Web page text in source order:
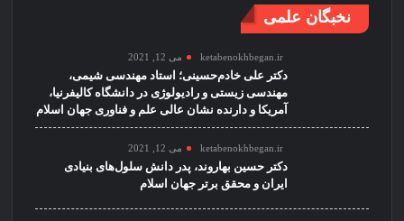
نخبگان علمی
ketabenokhbegan.ir می 12, 2021
دکتر علی خادم‌حسینی؛ استاد مهندسی شیمی،
مهندسی زیستی و رادیولوژی در دانشگاه کالیفرنیا،
آمریکا و دارنده نشان عالی علم و فناوری جهان اسلام
ketabenokhbegan.ir می 12, 2021
دکتر حسین بهاروند، پدر دانش سلول‌های بنیادی
ایران و محقق برتر جهان اسلام